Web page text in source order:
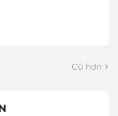
Cũ hơn